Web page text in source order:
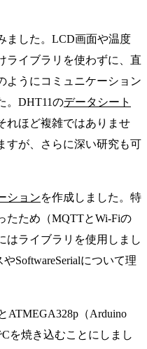
ました。LCD画面や温度
ライブラリを使わずに、直
ようにコミュニケーション
。DHT11のデータシート
れほど複雑ではありませ
すが、さらに深い研究も可
ションを作成しました。特
たため（MQTTとWi-Fiの
はライブラリを使用しまし
SoftwareSerialについて理
ATMEGA328p（Arduino
を焼き込むことにしまし